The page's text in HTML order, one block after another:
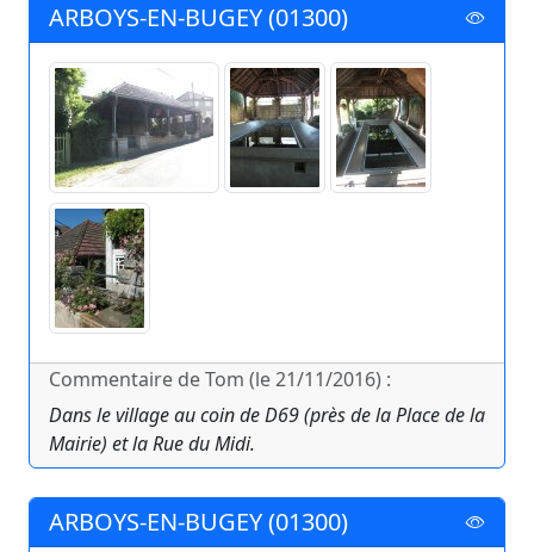
ARBOYS-EN-BUGEY (01300)
Commentaire de Tom (le 21/11/2016) :
Dans le village au coin de D69 (près de la Place de la
Mairie) et la Rue du Midi.
ARBOYS-EN-BUGEY (01300)